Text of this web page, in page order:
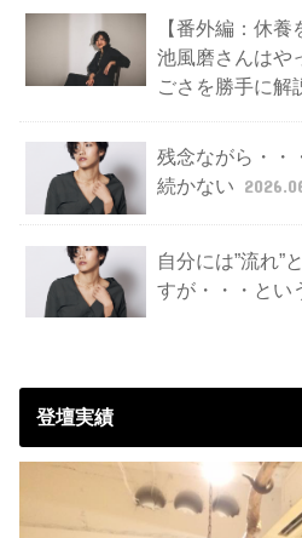
【番外編：休
池風磨さんはや
ごさを勝手に解
残念ながら・・
続かない
自分には”流れ”
すが・・・とい
登壇実績